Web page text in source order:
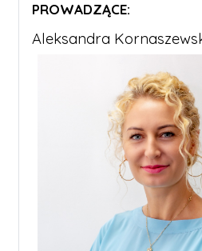
PROWADZĄCE:
Aleksandra